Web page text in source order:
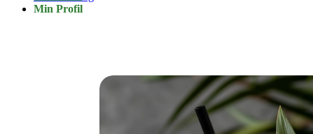
Min Profil